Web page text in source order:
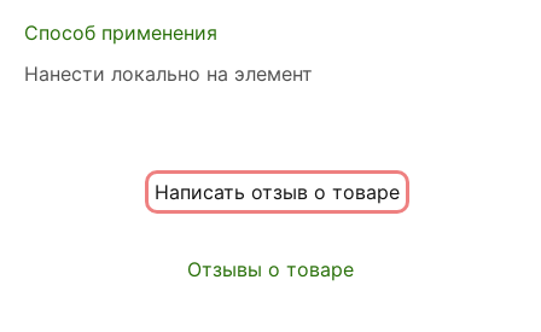
Способ применения
Нанести локально на элемент
Написать отзыв о товаре
Отзывы о товаре